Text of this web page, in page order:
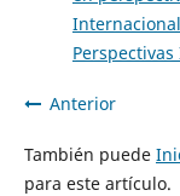
Anterior
También puede
para este artículo.